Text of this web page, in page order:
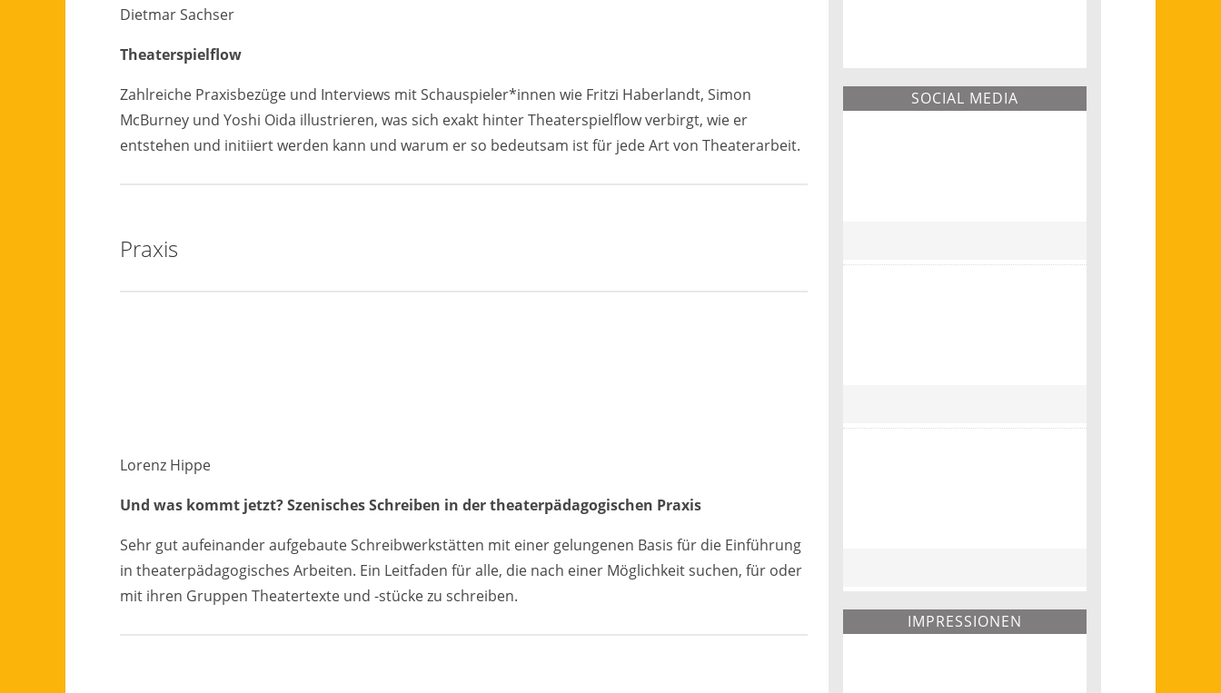
Dietmar Sachser
Theaterspielflow
Zahlreiche Praxisbezüge und Interviews mit Schauspieler*innen wie Fritzi Haberlandt, Simon
McBurney und Yoshi Oida illustrieren, was sich exakt hinter Theaterspielflow verbirgt, wie er
entstehen und initiiert werden kann und warum er so bedeutsam ist für jede Art von Theaterarbeit.
Praxis
Lorenz Hippe
Und was kommt jetzt? Szenisches Schreiben in der theaterpädagogischen Praxis
Sehr gut aufeinander aufgebaute Schreibwerkstätten mit einer gelungenen Basis für die Einführung
in theaterpädagogisches Arbeiten. Ein Leitfaden für alle, die nach einer Möglichkeit suchen, für oder
mit ihren Gruppen Theatertexte und -stücke zu schreiben.
SOCIAL MEDIA
IMPRESSIONEN